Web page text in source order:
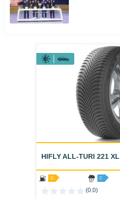
HIFLY ALL-TURI 221 XL
D C
(0.0)